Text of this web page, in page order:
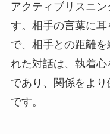
アクティブリスニ
す。相手の言葉に
で、相手との距離
れた対話は、執着
であり、関係をよ
です。